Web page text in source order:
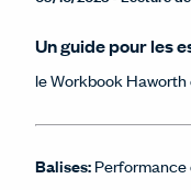
Un guide pour les
le Workbook Haworth
Balises:Performance